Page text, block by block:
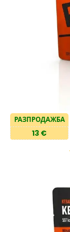
РАЗПРОДАЖБА
13 €